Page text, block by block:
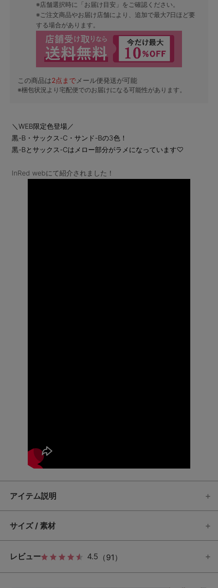
※店舗選択時に「お届け目安」をご確認ください。
※ご注文商品やお届け店舗により、追加で最大7日ほど要
する場合があります。
この商品は2点まで メール便発送が可能
※梱包状況より宅配便でのお届けになる可能性があります。
＼WEB限定色登場／
黒-B・サックス-C・サンド-Bの3色！
黒-Bとサックス-Cはメロー部分がラメになっています♡
InRed webにて紹介されました！
アイテム説明
サイズ / 素材
レビュー 4.5 （91）